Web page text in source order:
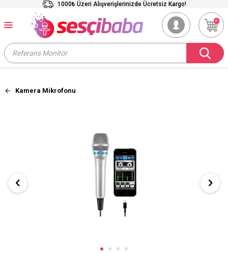
1000₺ Üzeri Alışverişlerinizde Ücretsiz Kargo!
0
Kamera Mikrofonu